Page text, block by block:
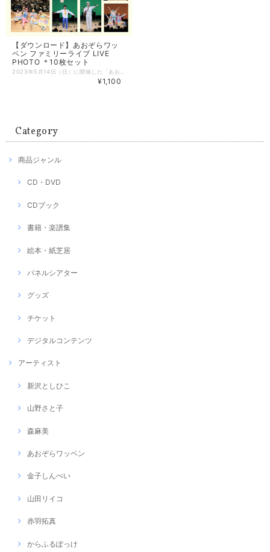
【ダウンロード】あおぞらワッ
ペン ファミリーライブ LIVE
PHOTO ＊10枚セット
¥1,100
Category
商品ジャンル
CD・DVD
CDブック
書籍・楽譜集
絵本・紙芝居
パネルシアター
グッズ
チケット
デジタルコンテンツ
アーティスト
新沢としひこ
山野さと子
森麻美
あおぞらワッペン
金子しんぺい
山田リイコ
赤羽拓真
からふるぽっけ